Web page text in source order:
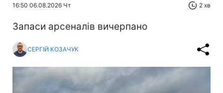
16:50 06.08.2026 Чт 2 хв
Запаси арсеналів вичерпано
СЕРГІЙ КОЗАЧУК